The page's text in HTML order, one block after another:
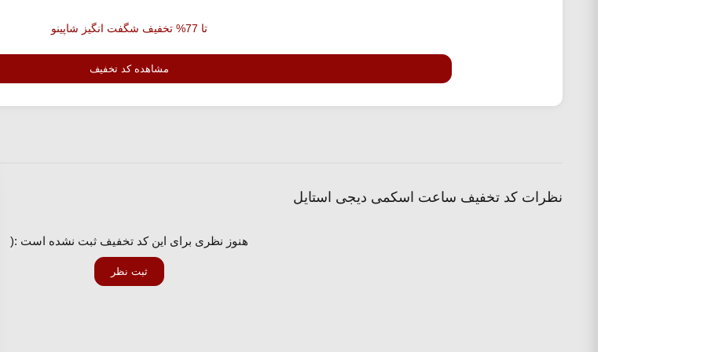
تا 77% تخفیف شگفت انگیز شاپینو
مشاهده کد تخفیف
نظرات کد تخفیف ساعت اسکمی دیجی استایل
هنوز نظری برای این کد تخفیف ثبت نشده است :(
ثبت نظر